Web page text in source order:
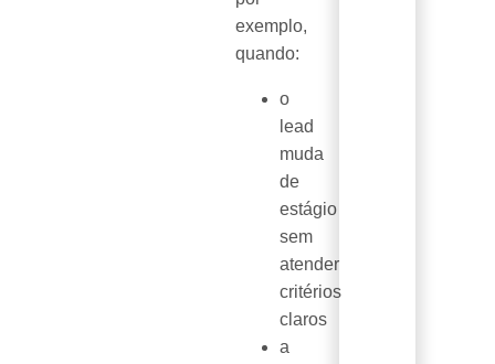
exemplo,
quando:
o
lead
muda
de
estágio
sem
atender
critérios
claros
a